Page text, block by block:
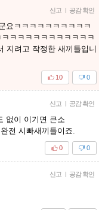
신고 | 공감 확인
요ㅋㅋㅋㅋㅋㅋㅋㅋㅋㅋ
ㅋㅋㅋㅋㅋㅋㅋㅋㅋㅋㅋ
지려고 작정한 새끼들입니
0
10
신고 | 공감 확인
없이 이기면 큰소
전 시빠새끼들이죠.
0
0
신고 | 공감 확인